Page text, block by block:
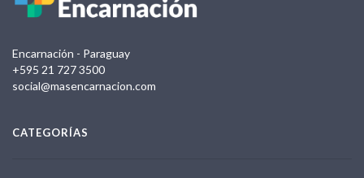
Encarnación - Paraguay
+595 21 727 3500
social@masencarnacion.com
CATEGORÍAS